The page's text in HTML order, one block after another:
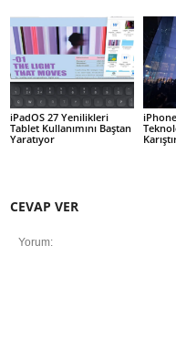
iPadOS 27 Yenilikleri
Tablet Kullanımını Baştan
Yaratıyor
CEVAP VER